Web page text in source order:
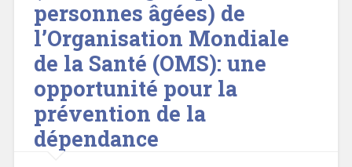
personnes âgées) de
l’Organisation Mondiale
de la Santé (OMS): une
opportunité pour la
prévention de la
dépendance